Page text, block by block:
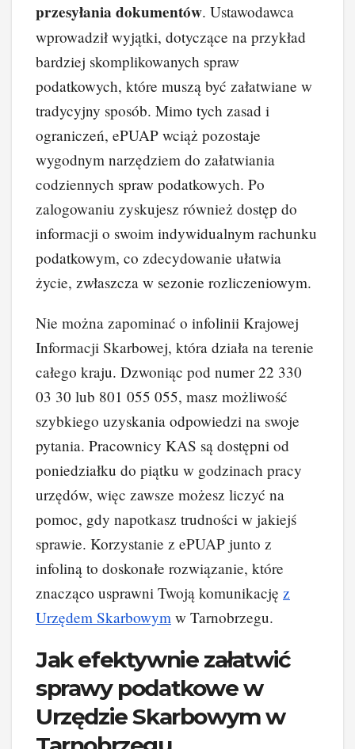
przesyłania dokumentów. Ustawodawca
wprowadził wyjątki, dotyczące na przykład
bardziej skomplikowanych spraw
podatkowych, które muszą być załatwiane w
tradycyjny sposób. Mimo tych zasad i
ograniczeń, ePUAP wciąż pozostaje
wygodnym narzędziem do załatwiania
codziennych spraw podatkowych. Po
zalogowaniu zyskujesz również dostęp do
informacji o swoim indywidualnym rachunku
podatkowym, co zdecydowanie ułatwia
życie, zwłaszcza w sezonie rozliczeniowym.
Nie można zapominać o infolinii Krajowej
Informacji Skarbowej, która działa na terenie
całego kraju. Dzwoniąc pod numer 22 330
03 30 lub 801 055 055, masz możliwość
szybkiego uzyskania odpowiedzi na swoje
pytania. Pracownicy KAS są dostępni od
poniedziałku do piątku w godzinach pracy
urzędów, więc zawsze możesz liczyć na
pomoc, gdy napotkasz trudności w jakiejś
sprawie. Korzystanie z ePUAP junto z
infoliną to doskonałe rozwiązanie, które
znacząco usprawni Twoją komunikację z
Urzędem Skarbowym w Tarnobrzegu.
Jak efektywnie załatwić
sprawy podatkowe w
Urzędzie Skarbowym w